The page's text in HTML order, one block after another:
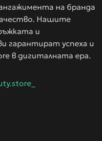
на бранда
Нашите
и
гарантират успеха и
в дигиталната ера.